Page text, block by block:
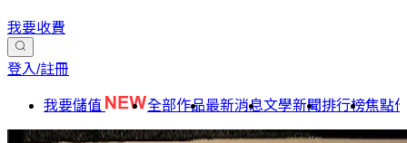
我要收費
登入/註冊
我要儲值 全部作品最新消息文學新聞排行榜焦點